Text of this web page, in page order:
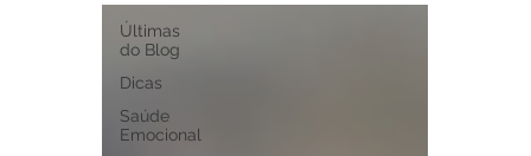
Últimas
do Blog
Dicas
Saúde
Emocional